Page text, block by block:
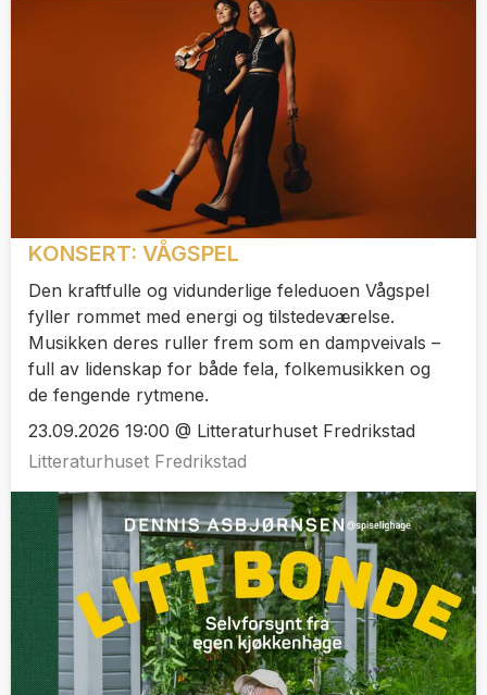
KONSERT: VÅGSPEL
Den kraftfulle og vidunderlige feleduoen Vågspel
fyller rommet med energi og tilstedeværelse.
Musikken deres ruller frem som en dampveivals –
full av lidenskap for både fela, folkemusikken og
de fengende rytmene.
23.09.2026 19:00 @ Litteraturhuset Fredrikstad
Litteraturhuset Fredrikstad